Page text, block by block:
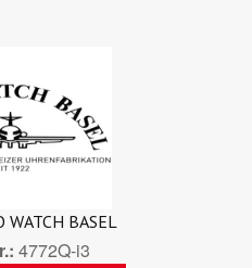
WATCH BASEL
4772Q-i3